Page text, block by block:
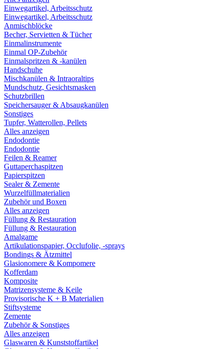
Einwegartikel, Arbeitsschutz
Einwegartikel, Arbeitsschutz
Anmischblöcke
Becher, Servietten & Tücher
Einmalinstrumente
Einmal OP-Zubehör
Einmalspritzen & -kanülen
Handschuhe
Mischkanülen & Intraoraltips
Mundschutz, Gesichtsmasken
Schutzbrillen
Speichersauger & Absaugkanülen
Sonstiges
Tupfer, Watterollen, Pellets
Alles anzeigen
Endodontie
Endodontie
Feilen & Reamer
Guttaperchaspitzen
Papierspitzen
Sealer & Zemente
Wurzelfüllmaterialien
Zubehör und Boxen
Alles anzeigen
Füllung & Restauration
Füllung & Restauration
Amalgame
Artikulationspapier, Occlufolie, -sprays
Bondings & Ätzmittel
Glasionomere & Kompomere
Kofferdam
Komposite
Matrizensysteme & Keile
Provisorische K + B Materialien
Stiftsysteme
Zemente
Zubehör & Sonstiges
Alles anzeigen
Glaswaren & Kunststoffartikel